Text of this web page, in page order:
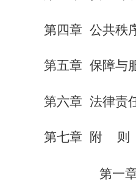
第四章 公共秩序
第五章 保障与
第六章 法律责
第七章 附 则
第一